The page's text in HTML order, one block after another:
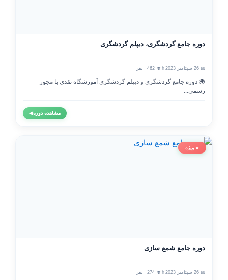
دوره جامع گردشگری، دیپلم گردشگری
📅 26 سپتامبر 2023 👨‍🎓 462+ نفر
🌍 دوره جامع گردشگری و دیپلم گردشگری آموزشگاه نقدی با مجوز
رسمی...
مشاهده دوره◀
⭐ ویژه
دوره جامع شمع سازی
📅 26 سپتامبر 2023 👨‍🎓 274+ نفر